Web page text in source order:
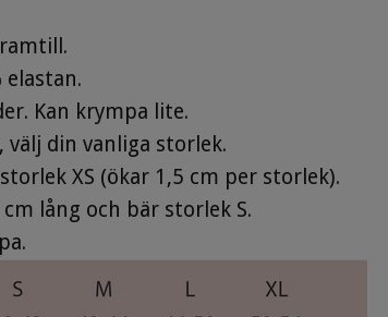
elastan.
Kan krympa lite.
välj din vanliga storlek.
XS (ökar 1,5 cm per storlek).
lång och bär storlek S.